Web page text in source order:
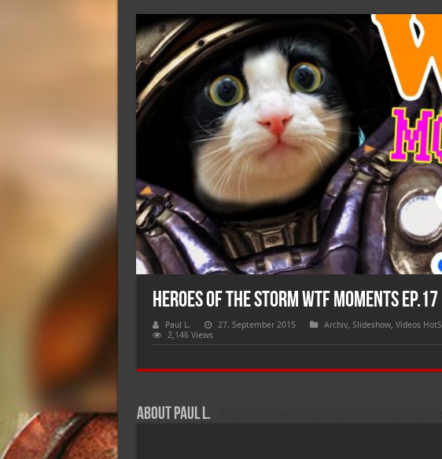
Heroes of The Storm WTF Moments Ep.17
Paul L. 27. September 2015 Archiv, Slideshow, Videos HotS
2,146 Views
About Paul L.